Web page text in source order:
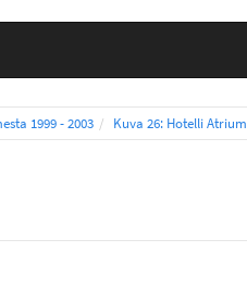
1999 - 2003 Kuva 26: Hotelli Atrium